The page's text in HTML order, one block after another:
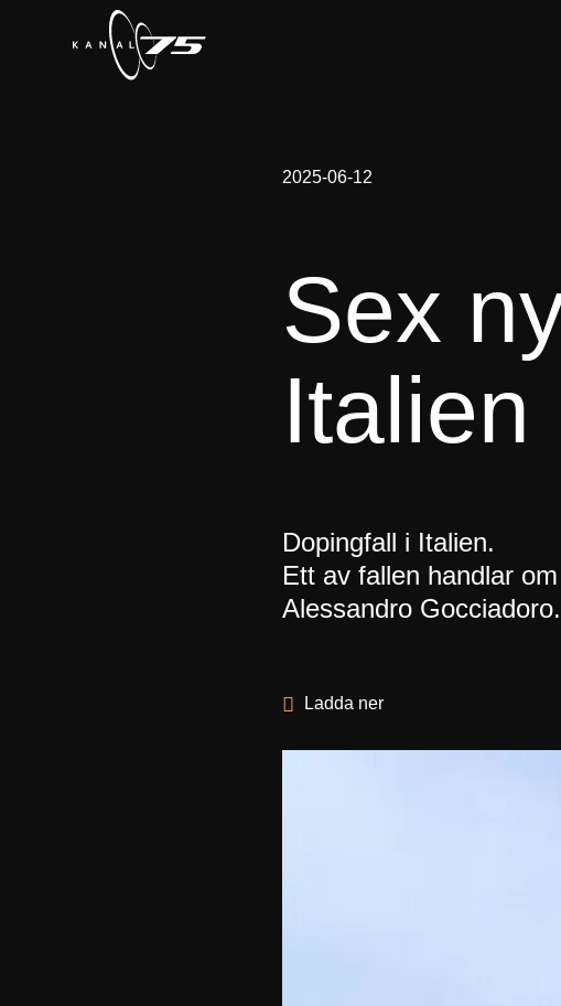
2025-06-12
Sex
Italien
Dopingfall i Italien.
Ett av fallen handlar
Alessandro Gocciadoro.
Ladda ner